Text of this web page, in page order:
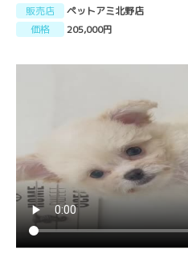
販売店
ペットアミ北野店
価格
205,000円